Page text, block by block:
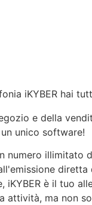
iKYBER hai
e della
unico software!
numero illimitato
iKYBER è il tuo
attività, ma non